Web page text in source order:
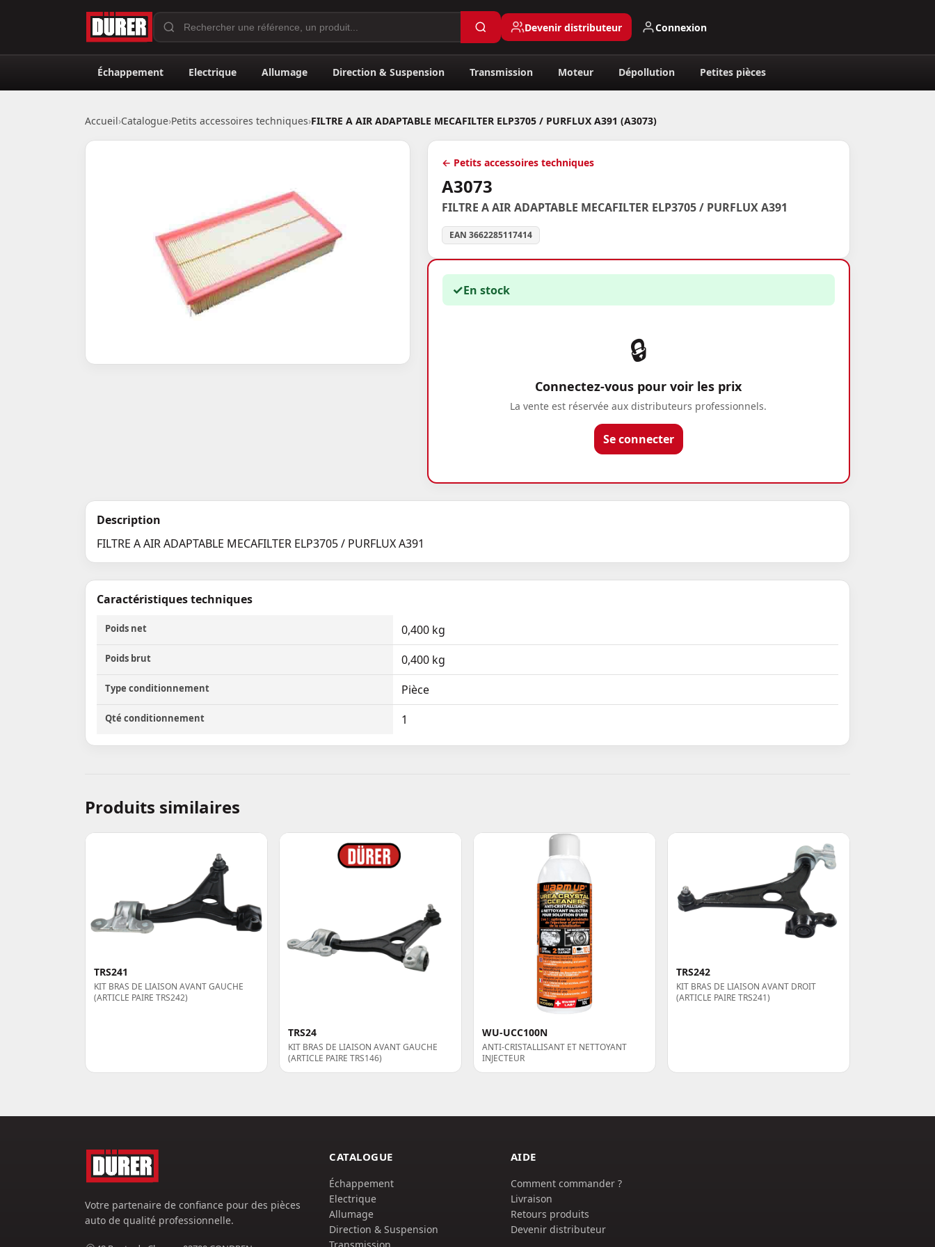
Devenir distributeur Connexion
Échappement Electrique Allumage Direction & Suspension Transmission Moteur Dépollution Petites pièces
Accueil›Catalogue›Petits accessoires techniques›FILTRE A AIR ADAPTABLE MECAFILTER ELP3705 / PURFLUX A391 (A3073)
← Petits accessoires techniques
A3073
FILTRE A AIR ADAPTABLE MECAFILTER ELP3705 / PURFLUX A391
EAN 3662285117414
✓En stock
🔒
Connectez-vous pour voir les prix
La vente est réservée aux distributeurs professionnels.
Se connecter
Description
FILTRE A AIR ADAPTABLE MECAFILTER ELP3705 / PURFLUX A391
Caractéristiques techniques
Poids net 0,400 kg
Poids brut 0,400 kg
Type conditionnement Pièce
Qté conditionnement 1
Produits similaires
TRS241
KIT BRAS DE LIAISON AVANT GAUCHE
(ARTICLE PAIRE TRS242)
TRS24
KIT BRAS DE LIAISON AVANT GAUCHE
(ARTICLE PAIRE TRS146)
WU-UCC100N
ANTI-CRISTALLISANT ET NETTOYANT
INJECTEUR
TRS242
KIT BRAS DE LIAISON AVANT DROIT
(ARTICLE PAIRE TRS241)
Votre partenaire de confiance pour des pièces
auto de qualité professionnelle.
CATALOGUE
Échappement
Electrique
Allumage
Direction & Suspension
AIDE
Comment commander ?
Livraison
Retours produits
Devenir distributeur